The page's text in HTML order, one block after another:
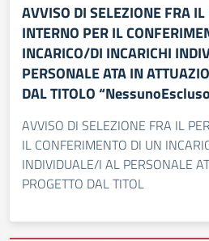
AVVISO DI SELEZIONE FRA
INTERNO PER IL
INCARICO/DI INCARICHI
PERSONALE ATA IN
DAL TITOLO
AVVISO DI SELEZIONE FRA IL
IL CONFERIMENTO DI UN
INDIVIDUALE/I AL PERSONALE
PROGETTO DAL TITOL